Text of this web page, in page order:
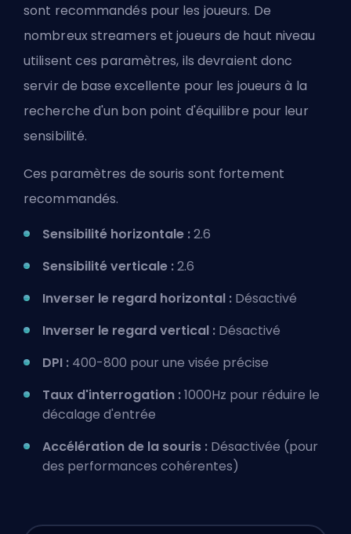
sont recommandés pour les joueurs. De
nombreux streamers et joueurs de haut niveau
utilisent ces paramètres, ils devraient donc
servir de base excellente pour les joueurs à la
recherche d'un bon point d'équilibre pour leur
sensibilité.
Ces paramètres de souris sont fortement
recommandés.
Sensibilité horizontale :2.6
Sensibilité verticale :2.6
Inverser le regard horizontal : Désactivé
Inverser le regard vertical : Désactivé
DPI : 400-800 pour une visée précise
Taux d'interrogation :1000Hz pour réduire le
décalage d'entrée
Accélération de la souris : Désactivée (pour
des performances cohérentes)